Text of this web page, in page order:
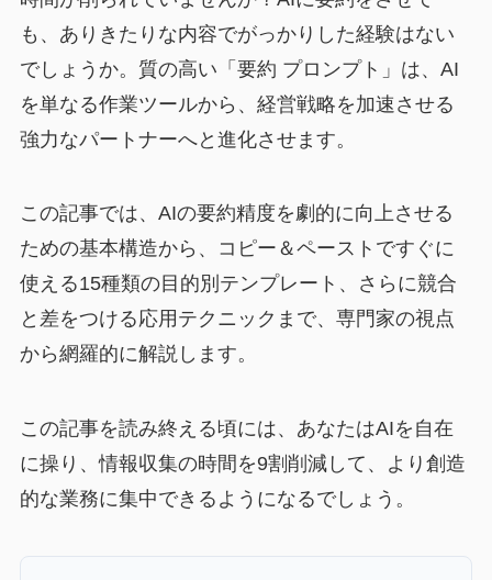
も、ありきたりな内容でがっかりした経験はない
でしょうか。質の高い「要約 プロンプト」は、AI
を単なる作業ツールから、経営戦略を加速させる
強力なパートナーへと進化させます。
この記事では、AIの要約精度を劇的に向上させる
ための基本構造から、コピー＆ペーストですぐに
使える15種類の目的別テンプレート、さらに競合
と差をつける応用テクニックまで、専門家の視点
から網羅的に解説します。
この記事を読み終える頃には、あなたはAIを自在
に操り、情報収集の時間を9割削減して、より創造
的な業務に集中できるようになるでしょう。